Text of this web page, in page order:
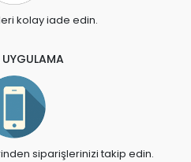
kolay iade edin.
siparişlerinizi takip edin.